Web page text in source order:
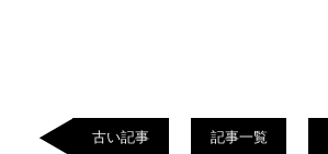
古い記事 記事一覧